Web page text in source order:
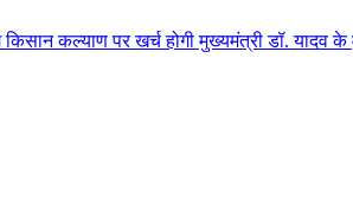
होगी मुख्यमंत्री डॉ. यादव के मुख्य आतिथ्य